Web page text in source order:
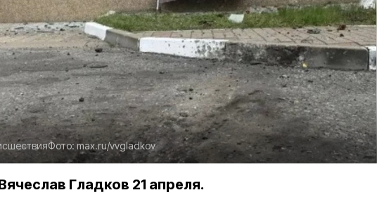
Фото: max.ru/vvgladkov
Гладков 21 апреля.